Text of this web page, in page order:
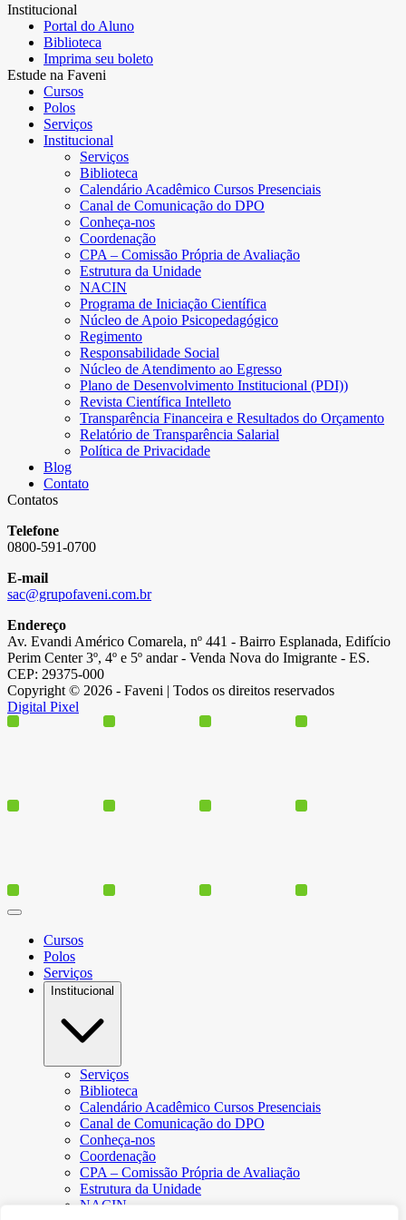
Institucional
Portal do Aluno
Biblioteca
Imprima seu boleto
Estude na Faveni
Cursos
Polos
Serviços
Institucional
Serviços
Biblioteca
Calendário Acadêmico Cursos Presenciais
Canal de Comunicação do DPO
Conheça-nos
Coordenação
CPA – Comissão Própria de Avaliação
Estrutura da Unidade
NACIN
Programa de Iniciação Científica
Núcleo de Apoio Psicopedagógico
Regimento
Responsabilidade Social
Núcleo de Atendimento ao Egresso
Plano de Desenvolvimento Institucional (PDI))
Revista Científica Intelleto
Transparência Financeira e Resultados do Orçamento
Relatório de Transparência Salarial
Política de Privacidade
Blog
Contato
Contatos
Telefone
0800-591-0700
E-mail
sac@grupofaveni.com.br
Endereço
Av. Evandi Américo Comarela, nº 441 - Bairro Esplanada, Edifício
Perim Center 3º, 4º e 5º andar - Venda Nova do Imigrante - ES.
CEP: 29375-000
Copyright © 2026 - Faveni | Todos os direitos reservados
Digital Pixel
Cursos
Polos
Serviços
Institucional
Serviços
Biblioteca
Calendário Acadêmico Cursos Presenciais
Canal de Comunicação do DPO
Conheça-nos
Coordenação
CPA – Comissão Própria de Avaliação
Estrutura da Unidade
NACIN